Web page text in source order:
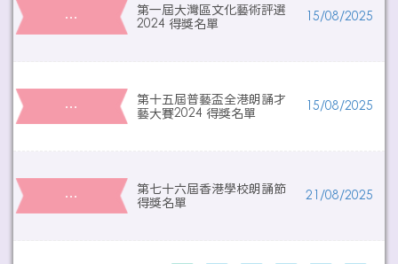
…
第一屆大灣區文化藝術評選
2024 得獎名單
15/08/2025
…
第十五屆普藝盃全港朗誦才
藝大賽2024 得獎名單
15/08/2025
…
第七十六屆香港學校朗誦節
得獎名單
21/08/2025